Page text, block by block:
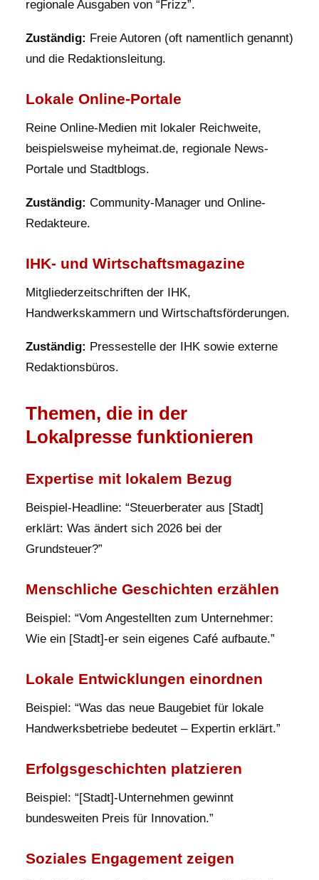
regionale Ausgaben von “Frizz”.
Zuständig: Freie Autoren (oft namentlich genannt)
und die Redaktionsleitung.
Lokale Online-Portale
Reine Online-Medien mit lokaler Reichweite,
beispielsweise myheimat.de, regionale News-
Portale und Stadtblogs.
Zuständig: Community-Manager und Online-
Redakteure.
IHK- und Wirtschaftsmagazine
Mitgliederzeitschriften der IHK,
Handwerkskammern und Wirtschaftsförderungen.
Zuständig: Pressestelle der IHK sowie externe
Redaktionsbüros.
Themen, die in der
Lokalpresse funktionieren
Expertise mit lokalem Bezug
Beispiel-Headline: “Steuerberater aus [Stadt]
erklärt: Was ändert sich 2026 bei der
Grundsteuer?”
Menschliche Geschichten erzählen
Beispiel: “Vom Angestellten zum Unternehmer:
Wie ein [Stadt]-er sein eigenes Café aufbaute.”
Lokale Entwicklungen einordnen
Beispiel: “Was das neue Baugebiet für lokale
Handwerksbetriebe bedeutet – Expertin erklärt.”
Erfolgsgeschichten platzieren
Beispiel: “[Stadt]-Unternehmen gewinnt
bundesweiten Preis für Innovation.”
Soziales Engagement zeigen